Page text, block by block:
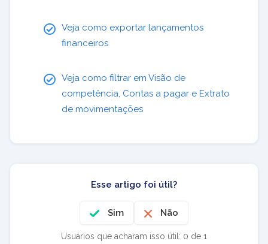
Veja como exportar lançamentos
financeiros
Veja como filtrar em Visão de
competência, Contas a pagar e Extrato
de movimentações
Esse artigo foi útil?
Sim Não
Usuários que acharam isso útil: 0 de 1